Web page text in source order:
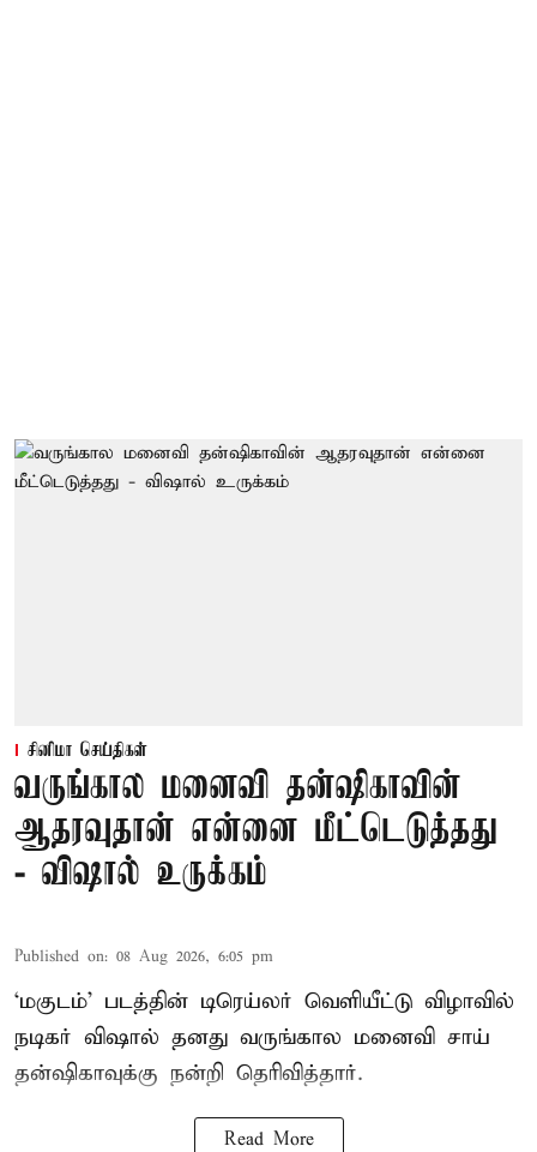
சினிமா செய்திகள்
வருங்கால மனைவி தன்ஷிகாவின்
ஆதரவுதான் என்னை மீட்டெடுத்தது
- விஷால் உருக்கம்
Published on: 08 Aug 2026, 6:05 pm
‘மகுடம்’ படத்தின் டிரெய்லர் வெளியீட்டு விழாவில்
நடிகர் விஷால் தனது வருங்கால மனைவி சாய்
தன்ஷிகாவுக்கு நன்றி தெரிவித்தார்.
Read More